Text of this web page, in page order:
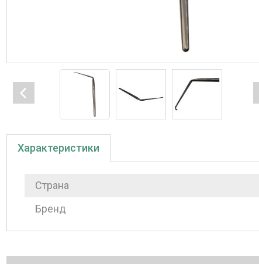
Характеристики
Страна
Бренд